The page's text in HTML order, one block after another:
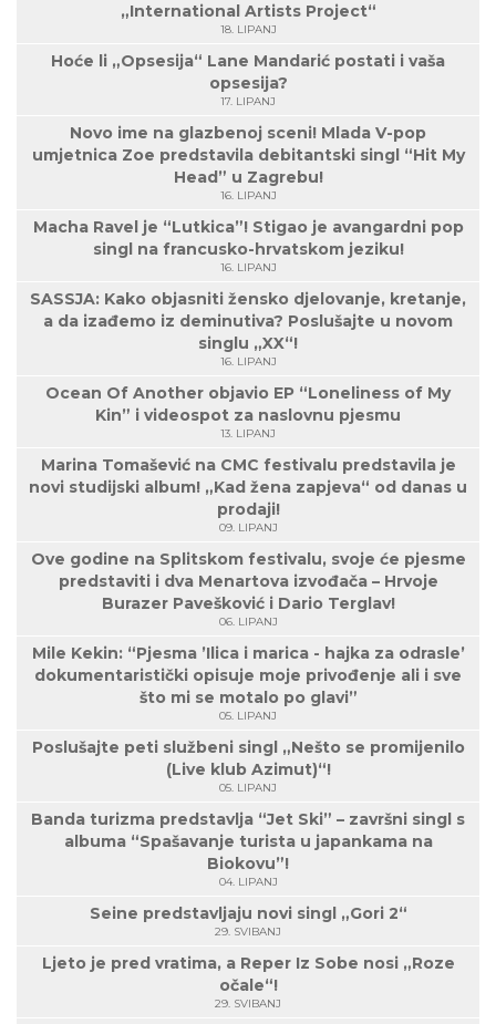
„International Artists Project“
18. LIPANJ
Hoće li „Opsesija“ Lane Mandarić postati i vaša
opsesija?
17. LIPANJ
Novo ime na glazbenoj sceni! Mlada V-pop
umjetnica Zoe predstavila debitantski singl “Hit My
Head” u Zagrebu!
16. LIPANJ
Macha Ravel je “Lutkica”! Stigao je avangardni pop
singl na francusko-hrvatskom jeziku!
16. LIPANJ
SASSJA: Kako objasniti žensko djelovanje, kretanje,
a da izađemo iz deminutiva? Poslušajte u novom
singlu „XX“!
16. LIPANJ
Ocean Of Another objavio EP “Loneliness of My
Kin” i videospot za naslovnu pjesmu
13. LIPANJ
Marina Tomašević na CMC festivalu predstavila je
novi studijski album! „Kad žena zapjeva“ od danas u
prodaji!
09. LIPANJ
Ove godine na Splitskom festivalu, svoje će pjesme
predstaviti i dva Menartova izvođača – Hrvoje
Burazer Pavešković i Dario Terglav!
06. LIPANJ
Mile Kekin: “Pjesma ’Ilica i marica - hajka za odrasle’
dokumentaristički opisuje moje privođenje ali i sve
što mi se motalo po glavi”
05. LIPANJ
Poslušajte peti službeni singl „Nešto se promijenilo
(Live klub Azimut)“!
05. LIPANJ
Banda turizma predstavlja “Jet Ski” – završni singl s
albuma “Spašavanje turista u japankama na
Biokovu”!
04. LIPANJ
Seine predstavljaju novi singl „Gori 2“
29. SVIBANJ
Ljeto je pred vratima, a Reper Iz Sobe nosi „Roze
očale“!
29. SVIBANJ